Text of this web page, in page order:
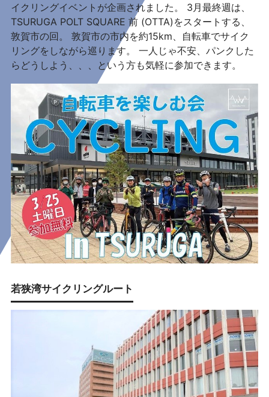
イクリングイベントが企画されました。 3月最終週は、
TSURUGA POLT SQUARE 前 (OTTA)をスタートする、
敦賀市の回。 敦賀市の市内を約15km、自転車でサイク
リングをしながら巡ります。 一人じゃ不安、パンクした
らどうしよう、、、という方も気軽に参加できます。
若狭湾サイクリングルート